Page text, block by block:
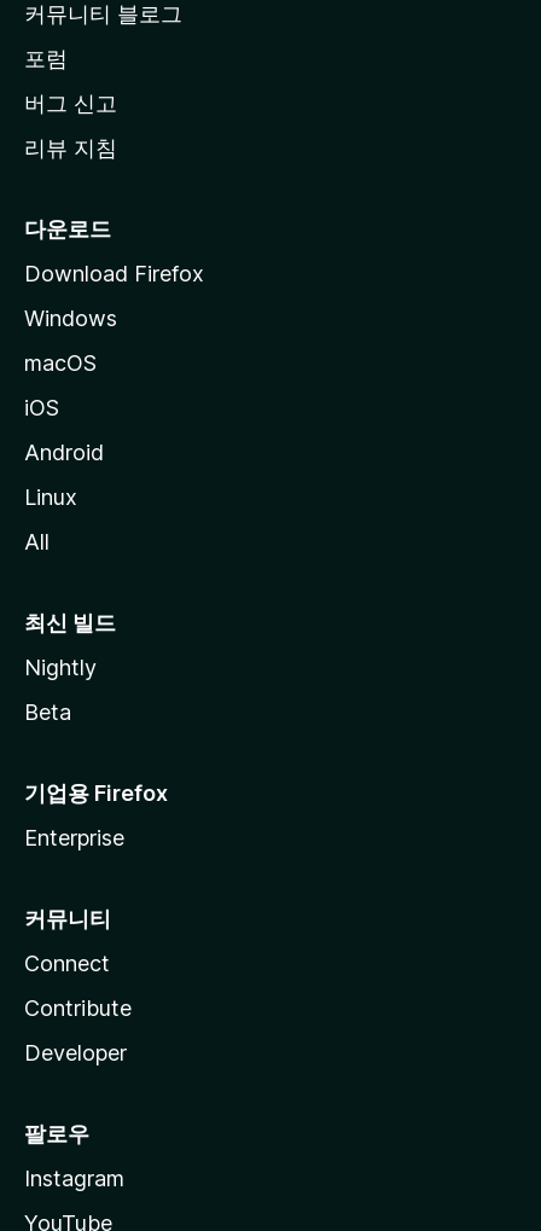
이
동
커뮤니티 블로그
포럼
버그 신고
리뷰 지침
다운로드
Download Firefox
Windows
macOS
iOS
Android
Linux
All
최신 빌드
Nightly
Beta
기업용 Firefox
Enterprise
커뮤니티
Connect
Contribute
Developer
팔로우
Instagram
YouTube